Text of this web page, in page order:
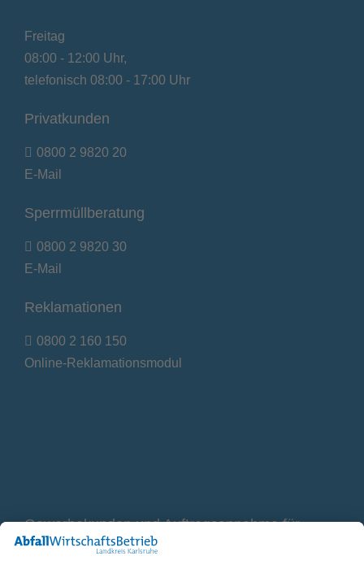
Freitag
08:00 - 12:00 Uhr,
telefonisch 08:00 - 17:00 Uhr
Privatkunden
0800 2 9820 20
E-Mail
Sperrmüllberatung
0800 2 9820 30
E-Mail
Reklamationen
0800 2 160 150
Online-Reklamationsmodul
Gewerbekunden und Auftragsannahme für
Container